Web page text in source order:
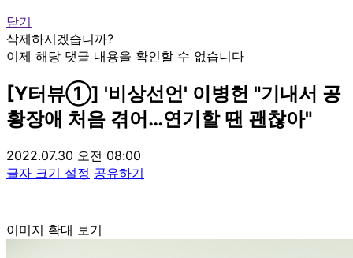
닫기
삭제하시겠습니까?
이제 해당 댓글 내용을 확인할 수 없습니다
[Y터뷰①] '비상선언' 이병헌 "기내서 공
황장애 처음 겪어…연기할 땐 괜찮아"
2022.07.30 오전 08:00
글자 크기 설정 공유하기
이미지 확대 보기